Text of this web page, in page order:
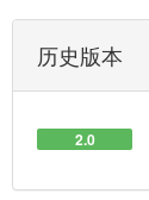
历史版本
2.0